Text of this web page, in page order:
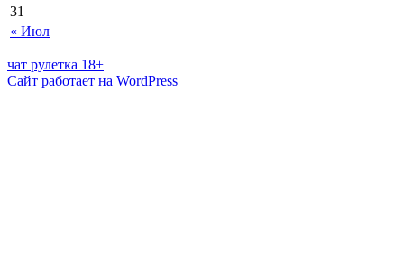
« Июл
31
чат рулетка 18+
Сайт работает на WordPress